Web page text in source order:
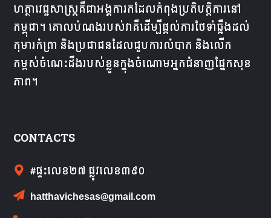
ហត្ថាវេជ្ជសាស្ត្រគឺជា​អង្គការ​ក​ដែល​កំពុង​ប្រតិបត្តិការ​នៅ​
កម្ពុជា។ គោលបំណងរបស់វាគឺដើម្បីផ្តល់ការថែទាំឆ្អឹងដល់
កុមារកំព្រា និងប្រជាជនដែលជួបការលំបាក និងលើក
កម្ពស់ចំណេះដឹងរបស់ខ្លួនក្នុងចំណោមអ្នកជំនាញផ្នែកសុខ
ភាព។
CONTACTS
#ផ្ទះលេខ២៧​ ផ្លូវលេខ៣៩០
hatthavichesas@gmail.com